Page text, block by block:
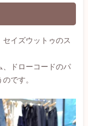
イズウットゥのス
ドローコードのパ
です。